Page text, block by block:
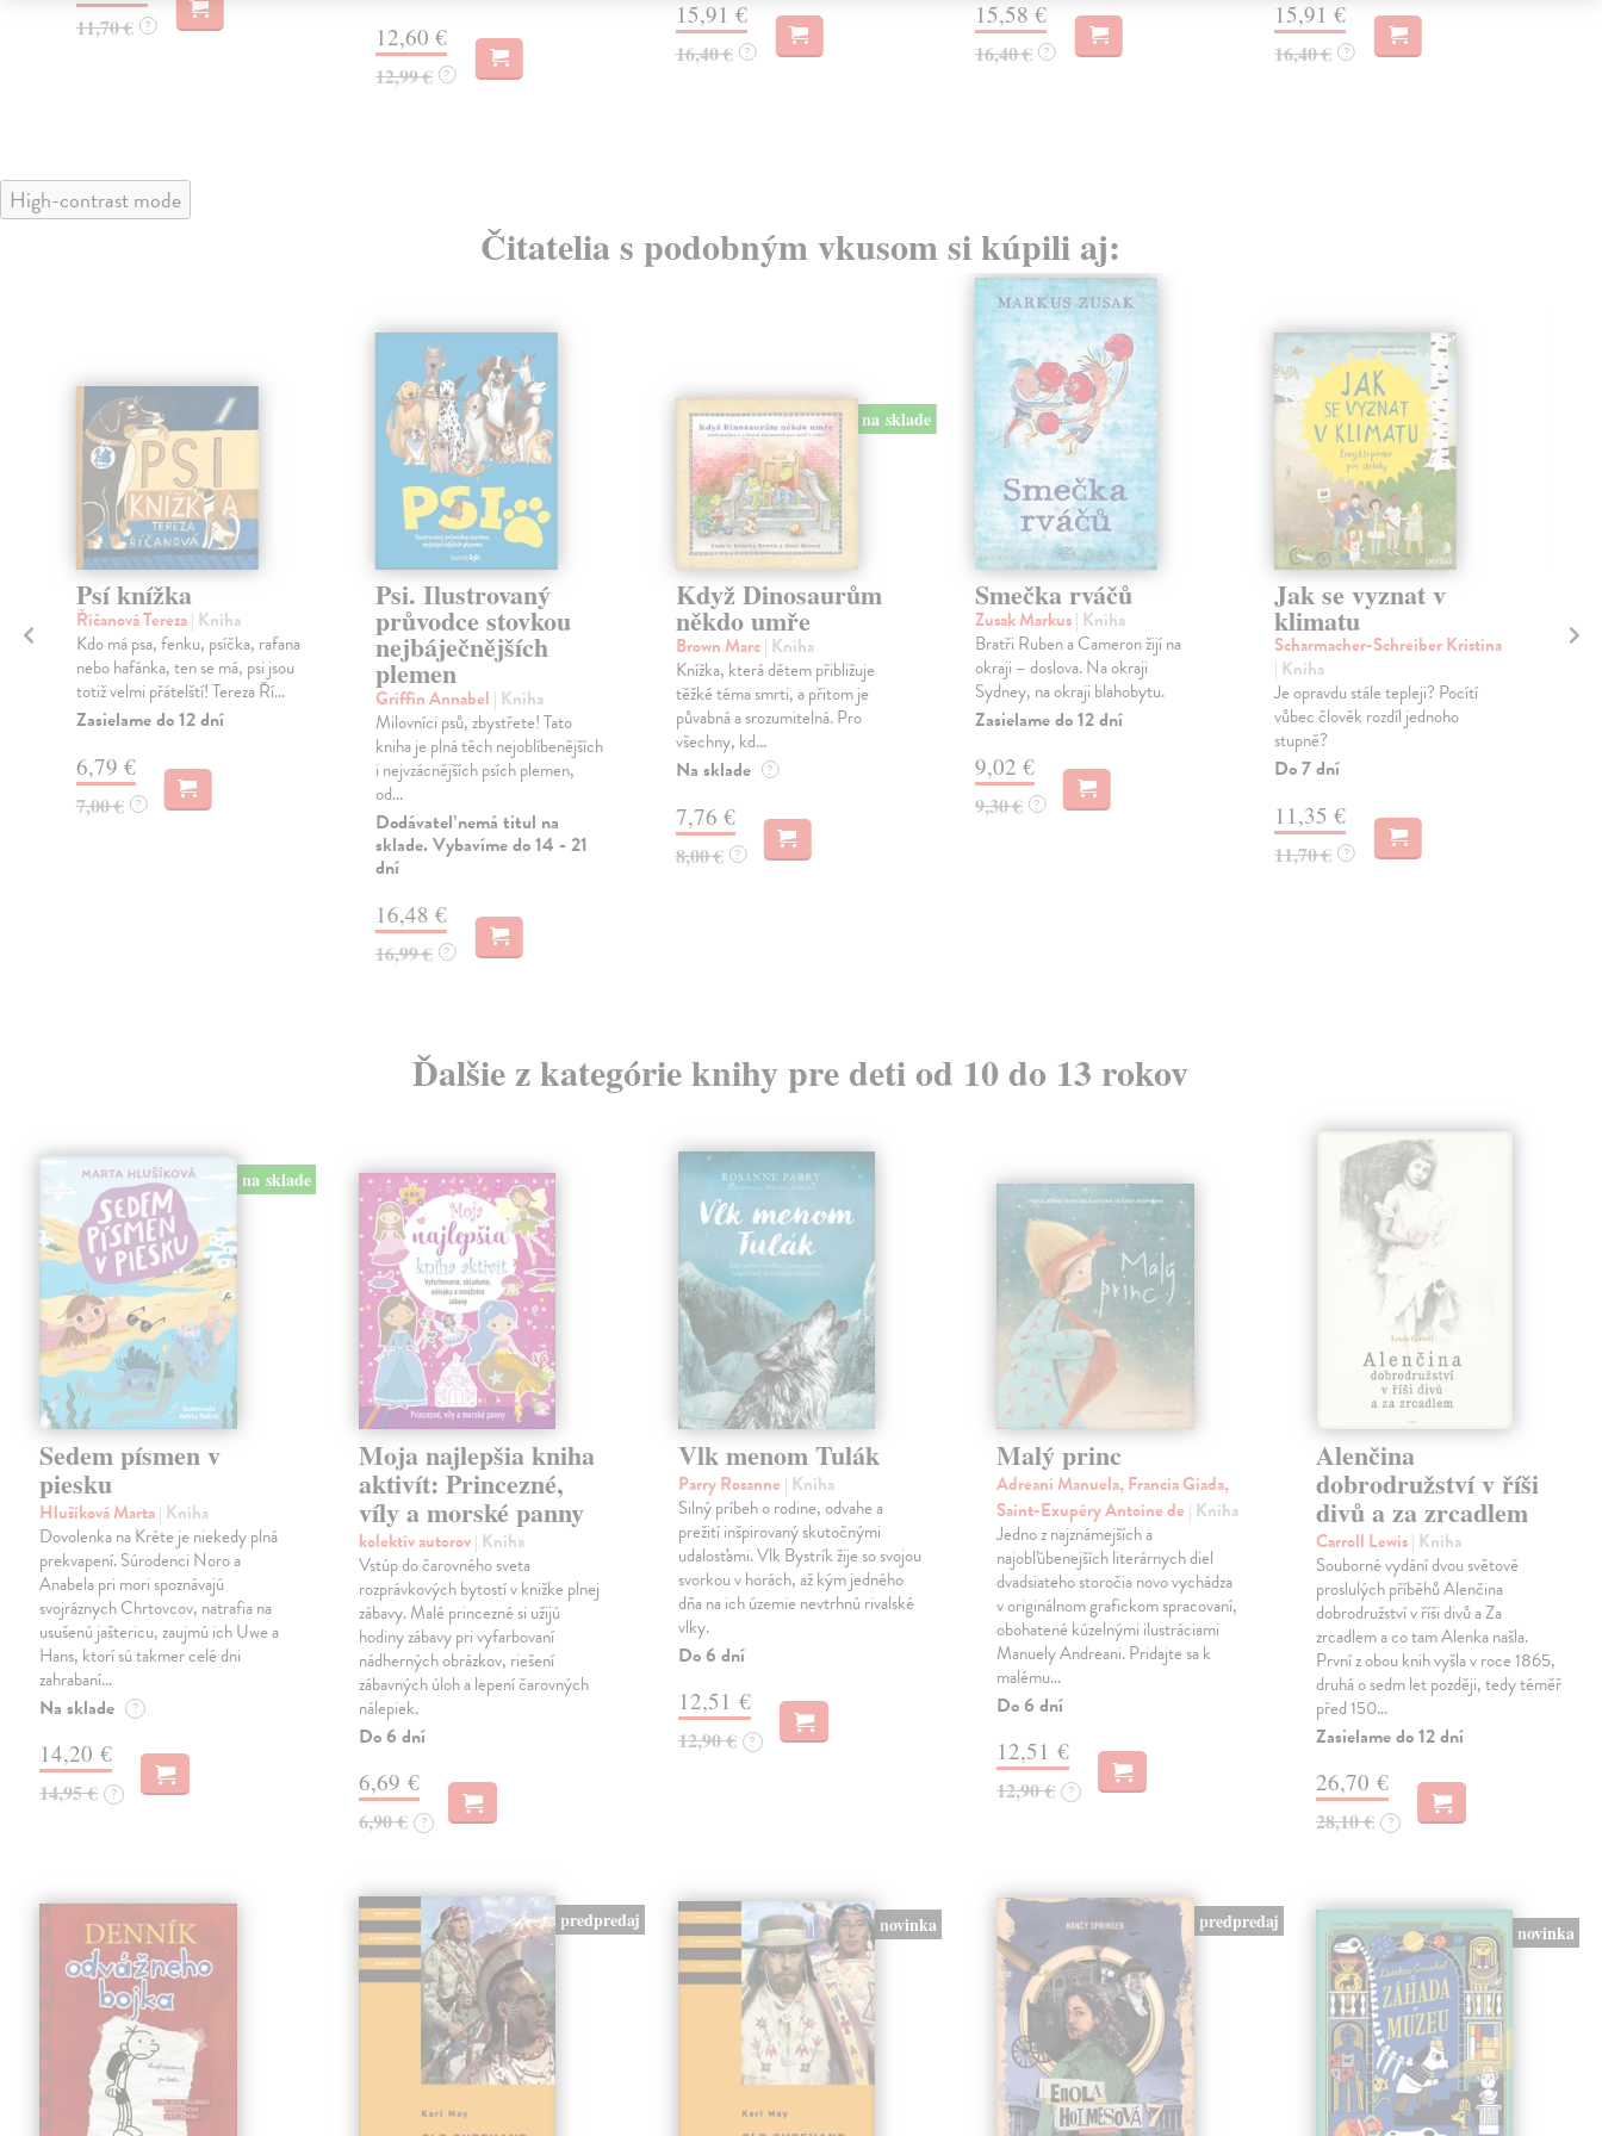
11,70 € ? 12,60 €
12,99 € ?
15,91 €
16,40 € ?
15,58 €
16,40 € ?
15,91 €
16,40 € ?
High-contrast mode
Čitatelia s podobným vkusom si kúpili aj:
Psí knížka
Říčanová Tereza| Kniha
Kdo má psa, fenku, psíčka, rafana
nebo hafánka, ten se má, psi jsou
totiž velmi přátelští! Tereza Ří...
Zasielame do 12 dní
6,79 €
7,00 € ?
Psi. Ilustrovaný
průvodce stovkou
nejbáječnějších
plemen
Griffin Annabel | Kniha
Milovníci psů, zbystřete! Tato
kniha je plná těch nejoblíbenějších
i nejvzácnějších psích plemen,
od...
Dodávateľ nemá titul na
sklade. Vybavíme do 14 - 21
dní
16,48 €
16,99 € ?
na sklade
Když Dinosaurům
někdo umře
Brown Marc| Kniha
Knížka, která dětem přibližuje
těžké téma smrti, a přitom je
půvabná a srozumitelná. Pro
všechny, kd...
Na sklade ?
7,76 €
8,00 € ?
Smečka rváčů
Zusak Markus| Kniha
Bratři Ruben a Cameron žijí na
okraji – doslova. Na okraji
Sydney, na okraji blahobytu.
Zasielame do 12 dní
9,02 €
9,30 € ?
Jak se vyznat v
klimatu
Scharmacher-Schreiber Kristina
| Kniha
Je opravdu stále tepleji? Pocítí
vůbec člověk rozdíl jednoho
stupně?
Do 7 dní
11,35 €
11,70 € ?
Ďalšie z kategórie knihy pre deti od 10 do 13 rokov
na sklade
Sedem písmen v
piesku
Hlušíková Marta| Kniha
Dovolenka na Kréte je niekedy plná
prekvapení. Súrodenci Noro a
Anabela pri mori spoznávajú
svojráznych Chrtovcov, natrafia na
usušenú jaštericu, zaujmú ich Uwe a
Hans, ktorí sú takmer celé dni
zahrabaní…
Na sklade ?
14,20 €
14,95 € ?
Moja najlepšia kniha
aktivít: Princezné,
víly a morské panny
kolektív autorov| Kniha
Vstúp do čarovného sveta
rozprávkových bytostí v knižke plnej
zábavy. Malé princezné si užijú
hodiny zábavy pri vyfarbovaní
nádherných obrázkov, riešení
zábavných úloh a lepení čarovných
nálepiek.
Do 6 dní
6,69 €
6,90 € ?
Vlk menom Tulák
Parry Rosanne | Kniha
Silný príbeh o rodine, odvahe a
prežití inšpirovaný skutočnými
udalosťami. Vlk Bystrík žije so svojou
svorkou v horách, až kým jedného
dňa na ich územie nevtrhnú rivalské
vlky.
Do 6 dní
12,51 €
12,90 € ?
Malý princ
Adreani Manuela, Francia Giada,
Saint-Exupéry Antoine de | Kniha
Jedno z najznámejších a
najobľúbenejších literárnych diel
dvadsiateho storočia novo vychádza
v originálnom grafickom spracovaní,
obohatené kúzelnými ilustráciami
Manuely Andreani. Pridajte sa k
malému…
Do 6 dní
12,51 €
12,90 € ?
Alenčina
dobrodružství v říši
divů a za zrcadlem
Carroll Lewis| Kniha
Souborné vydání dvou světově
proslulých příběhů Alenčina
dobrodružství v říši divů a Za
zrcadlem a co tam Alenka našla.
První z obou knih vyšla v roce 1865,
druhá o sedm let později, tedy téměř
před 150…
Zasielame do 12 dní
26,70 €
28,10 € ?
predpredaj novinka predpredaj novinka